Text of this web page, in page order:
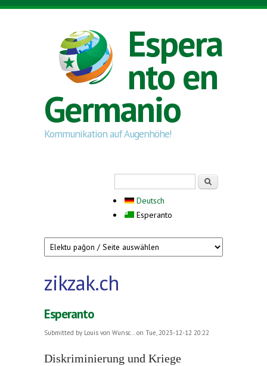
Skip to main content
Espera
nto en
Germanio
Kommunikation auf Augenhöhe!
Deutsch
Esperanto
zikzak.ch
Esperanto
Submitted by Louis von Wunsc... on Tue, 2023-12-12 20:22
Diskriminierung und Kriege